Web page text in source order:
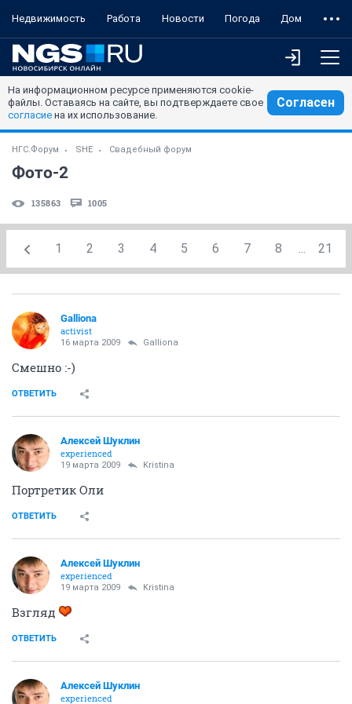
Недвижимость Работа Новости Погода Дом
На информационном ресурсе применяются cookie-
файлы. Оставаясь на сайте, вы подтверждаете свое
согласие на их использование.
Согласен
НГС.Форум SHE Свадебный форум
Фото-2
135863 1005
1 2 3 4 5 6 7 8 ... 21
Galliona
activist
16 марта 2009 Galliona
Смешно :-)
ОТВЕТИТЬ
Алексей Шуклин
experienced
19 марта 2009 Kristina
Портретик Оли
ОТВЕТИТЬ
Алексей Шуклин
experienced
19 марта 2009 Kristina
Взгляд
ОТВЕТИТЬ
Алексей Шуклин
experienced